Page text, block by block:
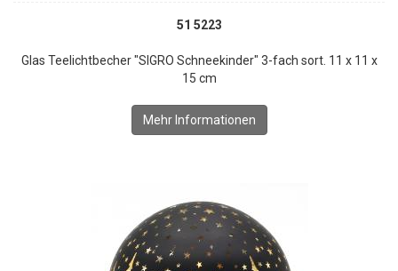
51 5223
Glas Teelichtbecher "SIGRO Schneekinder" 3-fach sort. 11 x 11 x
15 cm
Mehr Informationen